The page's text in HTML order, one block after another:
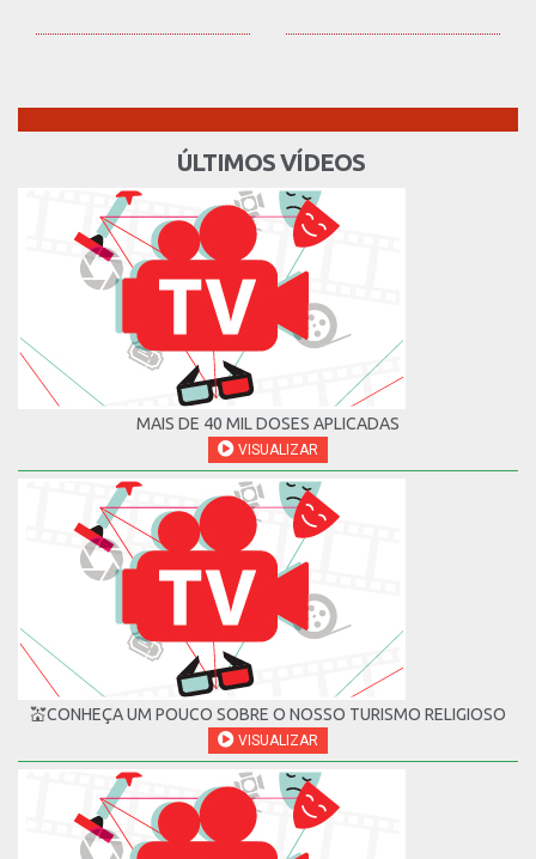
ÚLTIMOS VÍDEOS
MAIS DE 40 MIL DOSES APLICADAS
VISUALIZAR
💒CONHEÇA UM POUCO SOBRE O NOSSO TURISMO RELIGIOSO
VISUALIZAR